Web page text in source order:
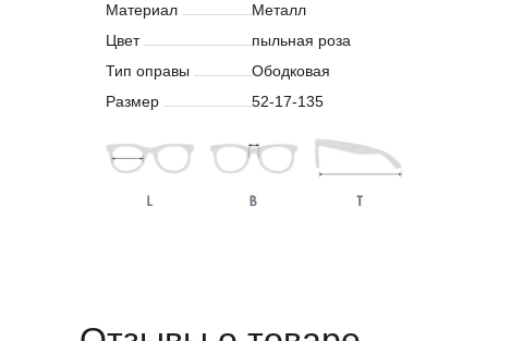
Материал
Металл
Цвет
пыльная роза
Тип оправы
Ободковая
Размер
52-17-135